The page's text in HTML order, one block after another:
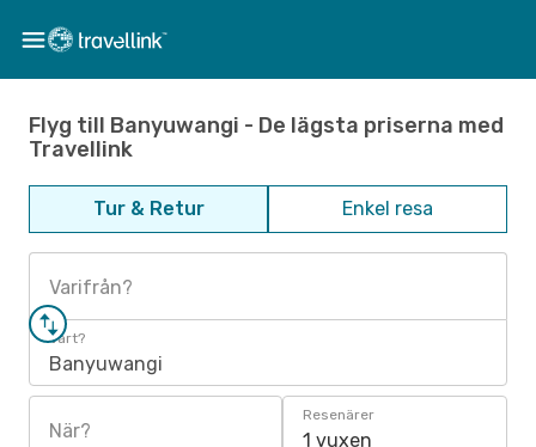
Flyg till Banyuwangi - De lägsta priserna med
Travellink
Tur & Retur Enkel resa
Varifrån?
Vart?
Banyuwangi
När?
Resenärer
1 vuxen